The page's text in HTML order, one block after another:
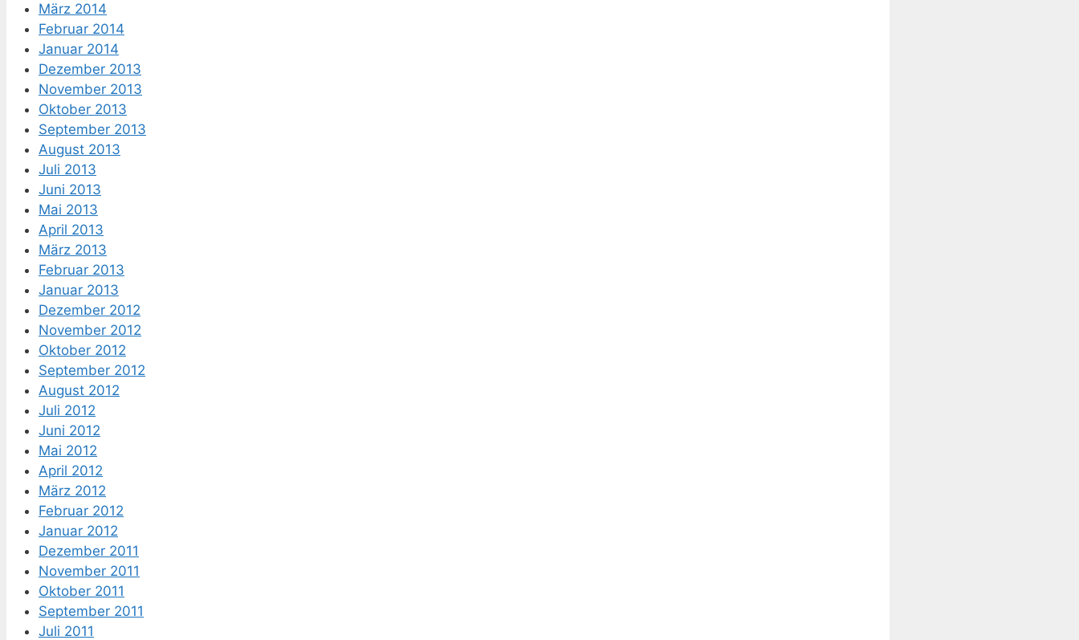
März 2014
Februar 2014
Januar 2014
Dezember 2013
November 2013
Oktober 2013
September 2013
August 2013
Juli 2013
Juni 2013
Mai 2013
April 2013
März 2013
Februar 2013
Januar 2013
Dezember 2012
November 2012
Oktober 2012
September 2012
August 2012
Juli 2012
Juni 2012
Mai 2012
April 2012
März 2012
Februar 2012
Januar 2012
Dezember 2011
November 2011
Oktober 2011
September 2011
Juli 2011